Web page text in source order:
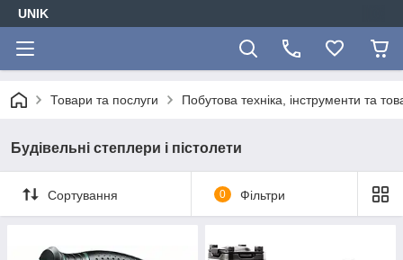
UNIK
Товари та послуги Побутова техніка, інструменти та
Будівельні степлери і пістолети
Сортування 0 Фільтри